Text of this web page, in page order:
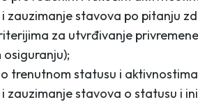
zauzimanje stavova po pitanju
za utvrđivanje
trenutnom statusu i
zauzimanje stavova o statusu i